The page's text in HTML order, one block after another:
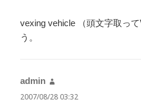
vexing vehicle （頭文字取っ
う。
admin
り:
2007/08/28 03:32